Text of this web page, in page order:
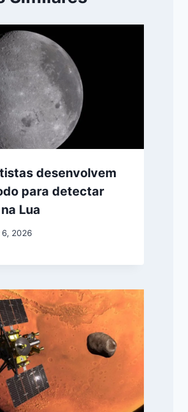
desenvolvem
para detectar
Lua
2026